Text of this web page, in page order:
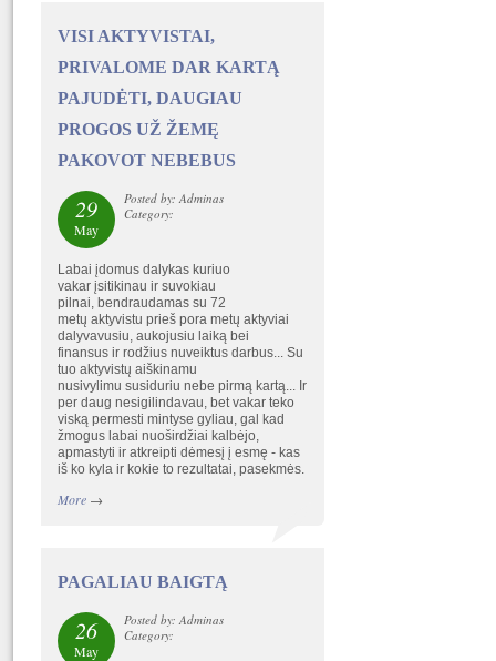
VISI AKTYVISTAI,
PRIVALOME DAR KARTĄ
PAJUDĖTI, DAUGIAU
PROGOS UŽ ŽEMĘ
PAKOVOT NEBEBUS
29
May
Posted by: Adminas
Category:
Labai įdomus dalykas kuriuo
vakar įsitikinau ir suvokiau
pilnai, bendraudamas su 72
metų aktyvistu prieš pora metų aktyviai
dalyvavusiu, aukojusiu laiką bei
finansus ir rodžius nuveiktus darbus... Su
tuo aktyvistų aiškinamu
nusivylimu susiduriu nebe pirmą kartą... Ir
per daug nesigilindavau, bet vakar teko
viską permesti mintyse gyliau, gal kad
žmogus labai nuoširdžiai kalbėjo,
apmastyti ir atkreipti dėmesį į esmę - kas
iš ko kyla ir kokie to rezultatai, pasekmės.
More→
PAGALIAU BAIGTĄ
26
May
Posted by: Adminas
Category: